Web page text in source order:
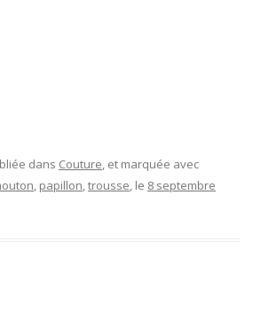
dans Couture, et marquée avec
, papillon,trousse, le 8 septembre